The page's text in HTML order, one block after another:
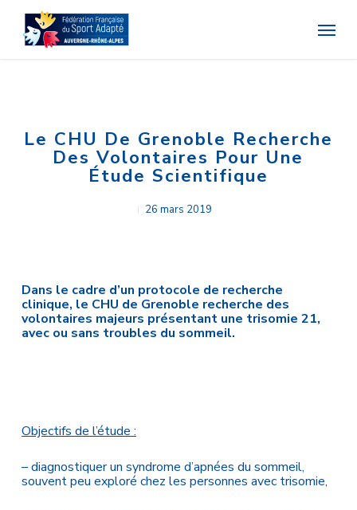
main
content
Menu
Le CHU De Grenoble Recherche
Des Volontaires Pour Une
Étude Scientifique
26 mars 2019
Dans le cadre d’un protocole de recherche
clinique, le CHU de Grenoble recherche des
volontaires majeurs présentant une trisomie 21,
avec ou sans troubles du sommeil.
Objectifs de l’étude :
– diagnostiquer un syndrome d’apnées du sommeil,
souvent peu exploré chez les personnes avec trisomie,